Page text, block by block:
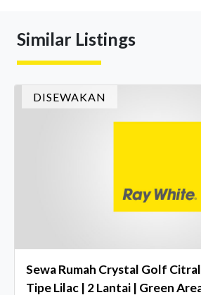
menghidupkan suasana, acara ini
Similar Listings
DISEWAKAN
Sewa Rumah Crystal Golf
Tipe Lilac | 2 Lantai | Green